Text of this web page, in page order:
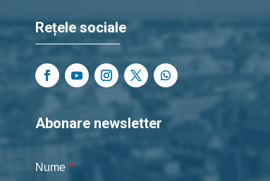
Rețele sociale
Abonare newsletter
Nume *